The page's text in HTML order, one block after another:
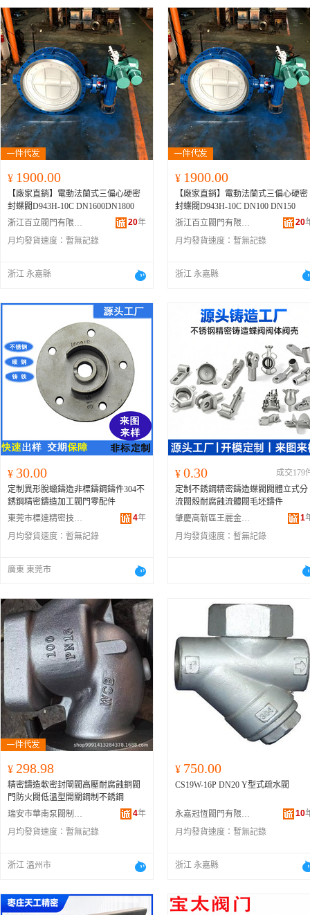
¥ 1900.00
【廠家直銷】電動法蘭式三偏心硬密
封蝶閥D943H-10C DN1600DN1800
浙江百立閥門有限公司
20年
月均發貨速度： 暫無記錄
浙江 永嘉縣
¥ 1900.00
【廠家直銷】電動法蘭式三偏心硬密
封蝶閥D943H-10C DN100 DN150
浙江百立閥門有限公司
20
月均發貨速度： 暫無記錄
浙江 永嘉縣
¥ 30.00
定制異形脫蠟鑄造非標鑄鋼鑄件304不
銹鋼精密鑄造加工閥門零配件
東莞市標達精密技術有限公司
4年
月均發貨速度： 暫無記錄
廣東 東莞市
¥ 0.30
成交179
定制不銹鋼精密鑄造蝶閥閥體立式分
流閥殼耐腐蝕流體閥毛坯鑄件
肇慶高新區王麗金屬有限公司
1
月均發貨速度： 暫無記錄
¥ 298.98
精密鑄造軟密封閘閥高壓耐腐蝕銅閥
門防火閥低溫型開關鋼制不銹鋼
瑞安市華南泵閥制造股份有限公司
4年
月均發貨速度： 暫無記錄
浙江 溫州市
¥ 750.00
CS19W-16P DN20 Y型式疏水閥
永嘉冠恆閥門有限公司 10
月均發貨速度： 暫無記錄
浙江 永嘉縣